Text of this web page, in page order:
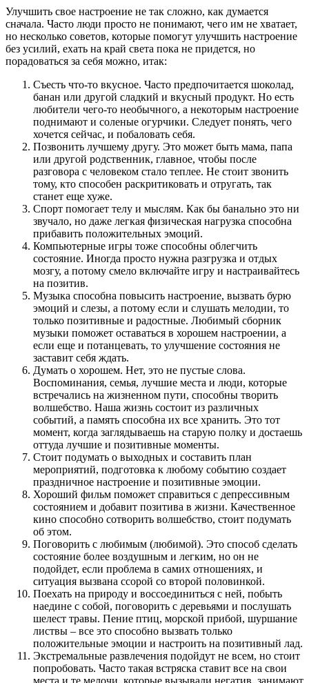
Улучшить свое настроение не так сложно, как думается
сначала. Часто люди просто не понимают, чего им не хватает,
но несколько советов, которые помогут улучшить настроение
без усилий, ехать на край света пока не придется, но
порадоваться за себя можно, итак:
Съесть что-то вкусное. Часто предпочитается шоколад,
банан или другой сладкий и вкусный продукт. Но есть
любители чего-то необычного, а некоторым настроение
поднимают и соленые огурчики. Следует понять, чего
хочется сейчас, и побаловать себя.
Позвонить лучшему другу. Это может быть мама, папа
или другой родственник, главное, чтобы после
разговора с человеком стало теплее. Не стоит звонить
тому, кто способен раскритиковать и отругать, так
станет еще хуже.
Спорт помогает телу и мыслям. Как бы банально это ни
звучало, но даже легкая физическая нагрузка способна
прибавить положительных эмоций.
Компьютерные игры тоже способны облегчить
состояние. Иногда просто нужна разгрузка и отдых
мозгу, а потому смело включайте игру и настраивайтесь
на позитив.
Музыка способна повысить настроение, вызвать бурю
эмоций и слезы, а потому если и слушать мелодии, то
только позитивные и радостные. Любимый сборник
музыки поможет оставаться в хорошем настроении, а
если еще и потанцевать, то улучшение состояния не
заставит себя ждать.
Думать о хорошем. Нет, это не пустые слова.
Воспоминания, семья, лучшие места и люди, которые
встречались на жизненном пути, способны творить
волшебство. Наша жизнь состоит из различных
событий, а память способна их все хранить. Это тот
момент, когда заглядываешь на старую полку и достаешь
оттуда лучшие и позитивные моменты.
Стоит подумать о выходных и составить план
мероприятий, подготовка к любому событию создает
праздничное настроение и позитивные эмоции.
Хороший фильм поможет справиться с депрессивным
состоянием и добавит позитива в жизни. Качественное
кино способно сотворить волшебство, стоит подумать
об этом.
Поговорить с любимым (любимой). Это способ сделать
состояние более воздушным и легким, но он не
подойдет, если проблема в самих отношениях, и
ситуация вызвана ссорой со второй половинкой.
Поехать на природу и воссоединиться с ней, побыть
наедине с собой, поговорить с деревьями и послушать
шелест травы. Пение птиц, морской прибой, шуршание
листвы – все это способно вызвать только
положительные эмоции и настроить на позитивный лад.
Экстремальные развлечения подойдут не всем, но стоит
попробовать. Часто такая встряска ставит все на свои
места и те мелочи, которые вызывали негатив, занимают